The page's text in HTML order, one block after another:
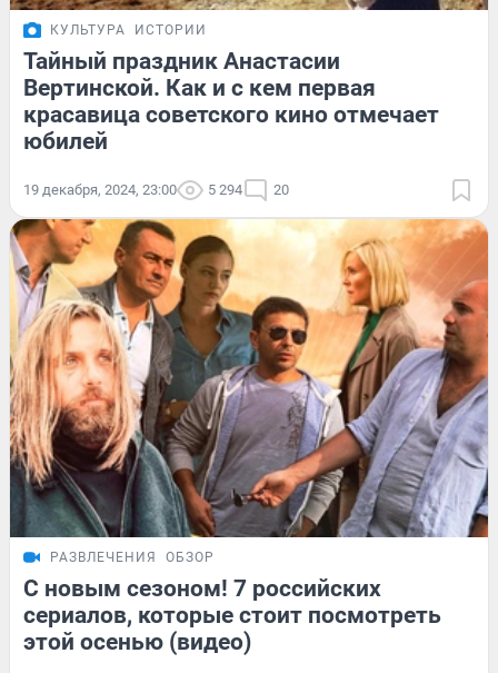
КУЛЬТУРА ИСТОРИИ
Тайный праздник Анастасии
Вертинской. Как и с кем первая
красавица советского кино отмечает
юбилей
19 декабря, 2024, 23:00 5 294 20
РАЗВЛЕЧЕНИЯ ОБЗОР
С новым сезоном! 7 российских
сериалов, которые стоит посмотреть
этой осенью (видео)